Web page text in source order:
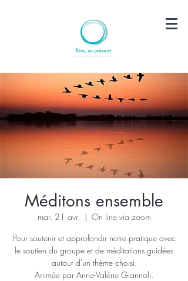
Méditons ensemble
mar. 21 avr.
  |
On line via zoom
Pour soutenir et approfondir notre pratique avec
le soutien du groupe et de méditations guidées
autour d'un thème choisi.
Animée par Anne-Valérie Giannoli.